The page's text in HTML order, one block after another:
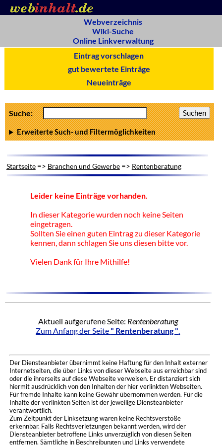
Webverzeichnis
Wiki-Suche
Online Linkverwaltung
Eintrag vorschlagen
gut bewertete Einträge
Neueinträge
Suche:
Erweiterte Such- und Filtermöglichkeiten
Startseite=> Branchen und Gewerbe=> Rentenberatung
Leider keine Einträge vorhanden.
In dieser Kategorie wurden noch keine Seiten
eingetragen.
Sollten Sie einen guten Eintrag zu dieser Kategorie
kennen, dann schlagen Sie uns diesen bitte vor.
Vielen Dank für Ihre Mithilfe!
Aktuell aufgerufene Seite: Rentenberatung
Zum Anfang der Seite " Rentenberatung ".
Der Diensteanbieter übernimmt keine Haftung für den Inhalt externer
Internetseiten, die über Links von dieser Webseite aus erreichbar sind
oder die ihrerseits auf diese Webseite verweisen. Er distanziert sich
hiermit ausdrücklich von den Inhalten der hier verlinkten Webseiten.
Für fremde Inhalte kann keine Gewähr übernommen werden. Für die
Inhalte der verlinkten Seiten ist der jeweilige Diensteanbieter
verantwortlich.
Zum Zeitpunkt der Linksetzung waren keine Rechtsverstöße
erkennbar. Falls Rechtsverletzungen bekannt werden, wird der
Diensteanbieter betroffene Links unverzüglich von diesen Seiten
entfernen. Sämtliche in Beschreibungen und Links verwendete